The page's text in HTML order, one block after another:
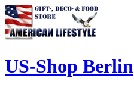
US-Shop Berlin